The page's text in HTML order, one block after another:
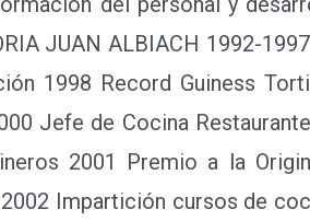
actuando en diferentes
Pasteles, tartas,
pan y heladería. Hoteles
chocolates y
de Cartas, Menús y